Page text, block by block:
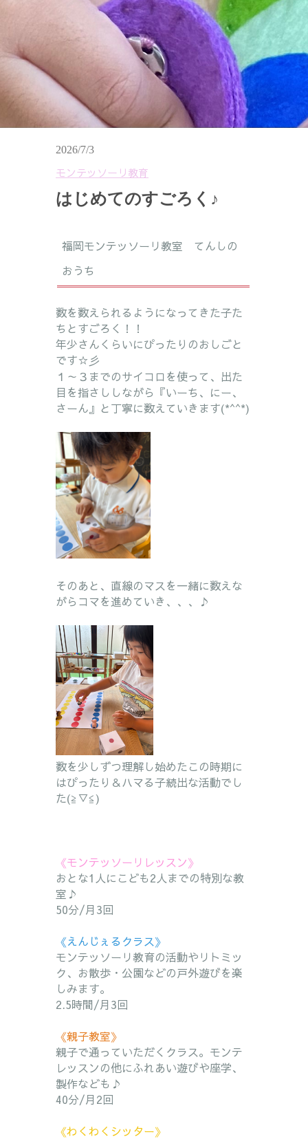
2026/7/3
モンテッソーリ教育
はじめてのすごろく♪
福岡モンテッソーリ教室 てんしの
おうち
数を数えられるようになってきた子た
ちとすごろく！！
年少さんくらいにぴったりのおしごと
です☆彡
１～３までのサイコロを使って、出た
目を指さししながら『いーち、にー、
さーん』と丁寧に数えていきます(*^^*)
そのあと、直線のマスを一緒に数えな
がらコマを進めていき、、、♪
数を少しずつ理解し始めたこの時期に
はぴったり＆ハマる子続出な活動でし
た(≧▽≦)
《モンテッソーリレッスン》
おとな1人にこども2人までの特別な教
室♪
50分/月3回
《えんじぇるクラス》
モンテッソーリ教育の活動やリトミッ
ク、お散歩・公園などの戸外遊びを楽
しみます。
2.5時間/月3回
《親子教室》
親子で通っていただくクラス。モンテ
レッスンの他にふれあい遊びや座学、
製作なども♪
40分/月2回
《わくわくシッター》